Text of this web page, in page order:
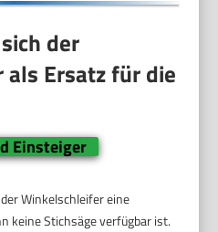
der
Ersatz für die
Einsteiger
Winkelschleifer eine
keine Stichsäge verfügbar ist.